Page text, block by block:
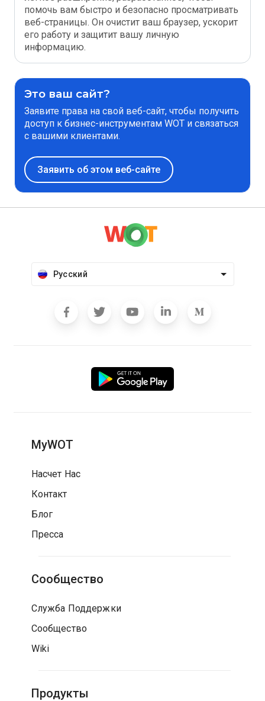
помочь вам быстро и безопасно просматривать
веб-страницы. Он очистит ваш браузер, ускорит
его работу и защитит вашу личную
информацию.
Это ваш сайт?
Заявите права на свой веб-сайт, чтобы получить
доступ к бизнес-инструментам WOT и связаться
с вашими клиентами.
Заявить об этом веб-сайте
Русский
MyWOT
Насчет Нас
Контакт
Блог
Пресса
Сообщество
Служба Поддержки
Сообщество
Wiki
Продукты